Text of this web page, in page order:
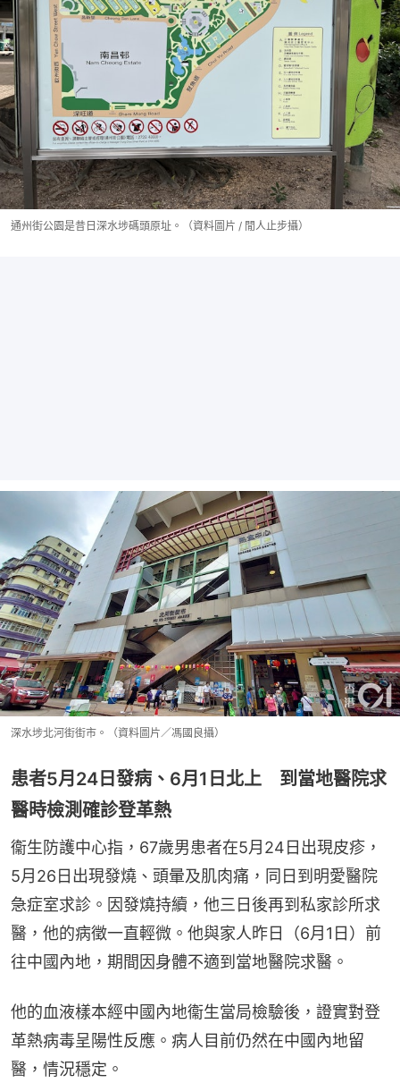
通州街公園是昔日深水埗碼頭原址。（資料圖片 / 閒人止步攝）
深水埗北河街街市。（資料圖片／馮國良攝）
患者5月24日發病、6月1日北上 到當地醫院求
醫時檢測確診登革熱
衞生防護中心指，67歲男患者在5月24日出現皮疹，
5月26日出現發燒、頭暈及肌肉痛，同日到明愛醫院
急症室求診。因發燒持續，他三日後再到私家診所求
醫，他的病徵一直輕微。他與家人昨日（6月1日）前
往中國內地，期間因身體不適到當地醫院求醫。
他的血液樣本經中國內地衞生當局檢驗後，證實對登
革熱病毒呈陽性反應。病人目前仍然在中國內地留
醫，情況穩定。